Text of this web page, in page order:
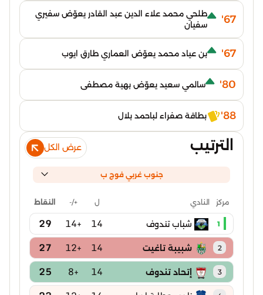
67'
طلحي محمد علاء الدين عبد القادر يعوّض سفيري
سفيان
67' بن عياد محمد يعوّض العماري طارق ايوب
80' سالمي سعيد يعوّض بهية مصطفى
88' بطاقة صفراء لباحمد بلال
الترتيب عرض الكل
جنوب غربي فوج ب
مركز النادي ل +/- النقاط
1 شباب تندوف 14
+14
29
2 شبيبة تاغيت 14
+12
27
3 إتحاد تندوف 14
+8
25